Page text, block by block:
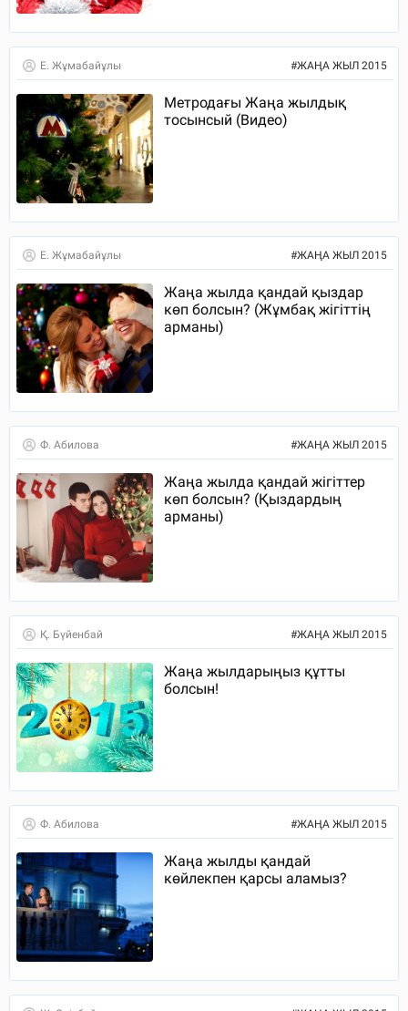
Е. Жұмабайұлы #ЖАҢА ЖЫЛ 2015
Метродағы Жаңа жылдық
тосынсый (Видео)
Е. Жұмабайұлы #ЖАҢА ЖЫЛ 2015
Жаңа жылда қандай қыздар
көп болсын? (Жұмбақ жігіттің
арманы)
Ф. Абилова #ЖАҢА ЖЫЛ 2015
Жаңа жылда қандай жігіттер
көп болсын? (Қыздардың
арманы)
Қ. Бүйенбай #ЖАҢА ЖЫЛ 2015
Жаңа жылдарыңыз құтты
болсын!
Ф. Абилова #ЖАҢА ЖЫЛ 2015
Жаңа жылды қандай
көйлекпен қарсы аламыз?